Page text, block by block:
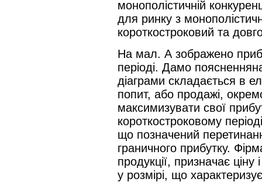
монополістичній
для ринку з
короткостроковий та
На мал. А зображено
періоді. Дамо
діаграми складається в
попит, або продажі,
максимизувати свої
короткостроковому
що позначений
граничного прибутку.
продукції, призначає
у розмірі, що